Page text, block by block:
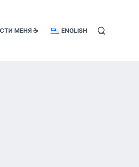
МЕНЯ ☕️ ENGLISH